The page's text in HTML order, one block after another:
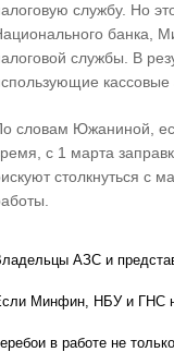
службу. Но
банка,
службы . В
кассовые
словам Южаниной,
с 1 марта
столкнуться с
АЗС и
Минфин, НБУ и ГНС
в работе не